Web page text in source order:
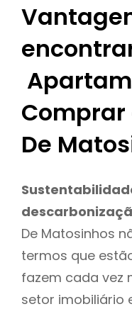
De
De Matosinhos
termos que
fazem cada vez
setor imobiliário